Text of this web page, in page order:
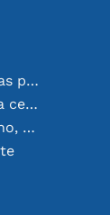
Soldando como um profissional: dicas para conexões eletrônicas perfeitas
Escolhendo o sensor de temperatura certo [youtube]
Baterias 18650: Pequenas em tamanho, grandes em desempenho